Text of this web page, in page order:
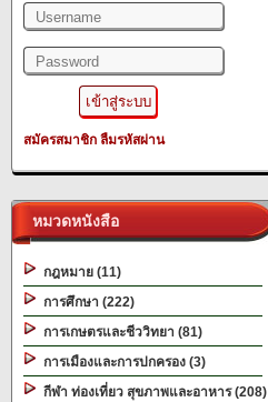
สมัครสมาชิก ลืมรหัสผ่าน
หมวดหนังสือ
กฎหมาย (11)
การศึกษา (222)
การเกษตรและชีววิทยา (81)
การเมืองและการปกครอง (3)
กีฬา ท่องเที่ยว สุขภาพและอาหาร (208)